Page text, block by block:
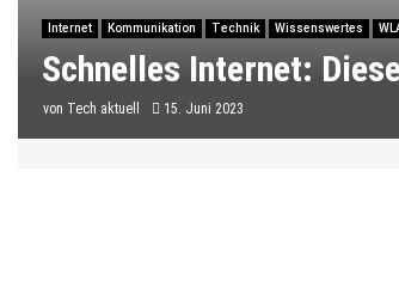
Internet Kommunikation Technik Wissenswertes
Schnelles Internet:
von Tech aktuell 15. Juni 2023